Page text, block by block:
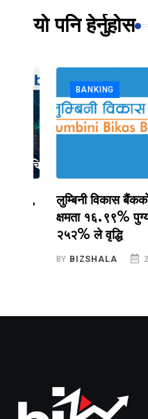
यो पनि हेर्नुहोस
BANKING
लुम्बिनी विकास बैंकको
क्षमता १६.९९% पुग्यो,
२५२% ले वृद्धि
BIZSHALA 2 घण्टा